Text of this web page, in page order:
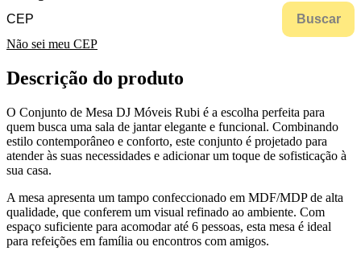
Buscar
Não sei meu CEP
Descrição do produto
O Conjunto de Mesa DJ Móveis Rubi é a escolha perfeita para
quem busca uma sala de jantar elegante e funcional. Combinando
estilo contemporâneo e conforto, este conjunto é projetado para
atender às suas necessidades e adicionar um toque de sofisticação à
sua casa.
A mesa apresenta um tampo confeccionado em MDF/MDP de alta
qualidade, que conferem um visual refinado ao ambiente. Com
espaço suficiente para acomodar até 6 pessoas, esta mesa é ideal
para refeições em família ou encontros com amigos.